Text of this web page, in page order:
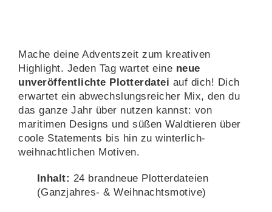
Mache deine Adventszeit zum kreativen
Highlight. Jeden Tag wartet eine neue
unveröffentlichte Plotterdatei auf dich! Dich
erwartet ein abwechslungsreicher Mix, den du
das ganze Jahr über nutzen kannst: von
maritimen Designs und süßen Waldtieren über
coole Statements bis hin zu winterlich-
weihnachtlichen Motiven.
Inhalt: 24 brandneue Plotterdateien
(Ganzjahres- & Weihnachtsmotive)